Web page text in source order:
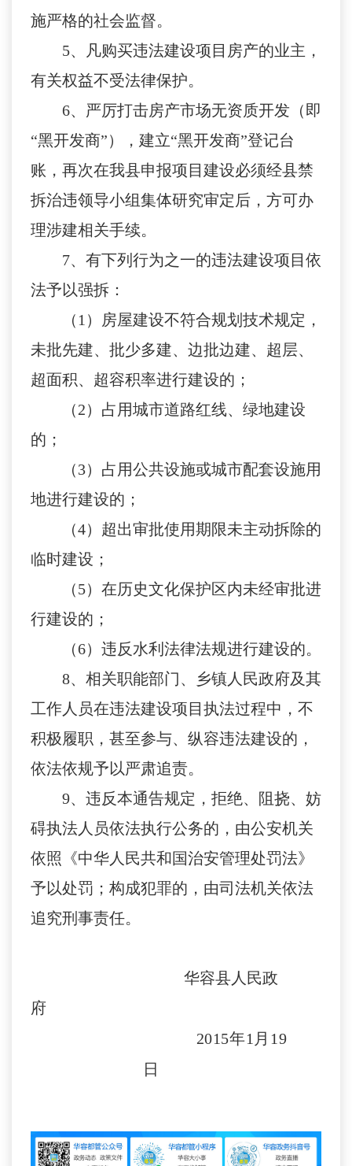
施严格的社会监督。
5、凡购买违法建设项目房产的业主，
有关权益不受法律保护。
6、严厉打击房产市场无资质开发（即
“黑开发商”），建立“黑开发商”登记台
账，再次在我县申报项目建设必须经县禁
拆治违领导小组集体研究审定后，方可办
理涉建相关手续。
7、有下列行为之一的违法建设项目依
法予以强拆：
（1 ）房屋建设不符合规划技术规定，
未批先建、批少多建、边批边建、超层、
超面积、超容积率进行建设的；
（2）占用城市道路红线、绿地建设
的；
（3）占用公共设施或城市配套设施用
地进行建设的；
（4）超出审批使用期限未主动拆除的
临时建设；
（5）在历史文化保护区内未经审批进
行建设的；
（6）违反水利法律法规进行建设的。
8、相关职能部门、乡镇人民政府及其
工作人员在违法建设项目执法过程中，不
积极履职，甚至参与、纵容违法建设的，
依法依规予以严肃追责。
9、违反本通告规定，拒绝、阻挠、妨
碍执法人员依法执行公务的，由公安机关
依照《中华人民共和国治安管理处罚法》
予以处罚；构成犯罪的，由司法机关依法
追究刑事责任。
华容县人民政
府
2015年1 月 19
日